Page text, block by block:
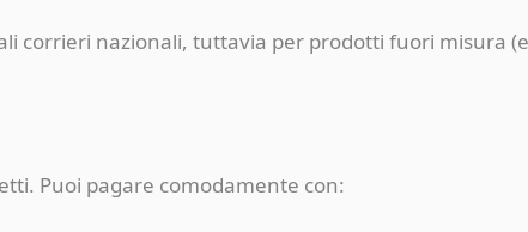
corrieri nazionali, tuttavia per prodotti fuori misura
Puoi pagare comodamente con: